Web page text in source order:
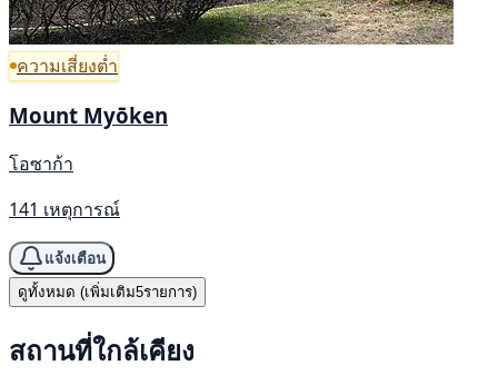
ความเสี่ยงต่ำ
Mount Myōken
โอซาก้า
141 เหตุการณ์
แจ้งเตือน
ดูทั้งหมด (เพิ่มเติม5รายการ)
สถานที่ใกล้เคียง